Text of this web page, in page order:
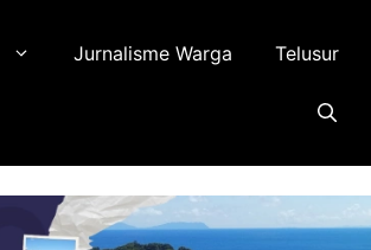
Jurnalisme Warga Telusur